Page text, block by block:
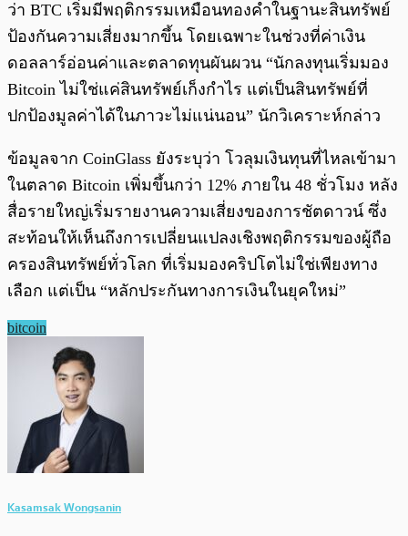
ว่า BTC เริ่มมีพฤติกรรมเหมือนทองคำในฐานะสินทรัพย์
ป้องกันความเสี่ยงมากขึ้น โดยเฉพาะในช่วงที่ค่าเงิน
ดอลลาร์อ่อนค่าและตลาดทุนผันผวน “นักลงทุนเริ่มมอง
Bitcoin ไม่ใช่แค่สินทรัพย์เก็งกำไร แต่เป็นสินทรัพย์ที่
ปกป้องมูลค่าได้ในภาวะไม่แน่นอน” นักวิเคราะห์กล่าว
ข้อมูลจาก CoinGlass ยังระบุว่า โวลุมเงินทุนที่ไหลเข้ามา
ในตลาด Bitcoin เพิ่มขึ้นกว่า 12% ภายใน 48 ชั่วโมง หลัง
สื่อรายใหญ่เริ่มรายงานความเสี่ยงของการชัตดาวน์ ซึ่ง
สะท้อนให้เห็นถึงการเปลี่ยนแปลงเชิงพฤติกรรมของผู้ถือ
ครองสินทรัพย์ทั่วโลก ที่เริ่มมองคริปโตไม่ใช่เพียงทาง
เลือก แต่เป็น “หลักประกันทางการเงินในยุคใหม่”
bitcoin
Kasamsak Wongsanin